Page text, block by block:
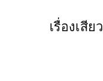
เรื่องเสียว